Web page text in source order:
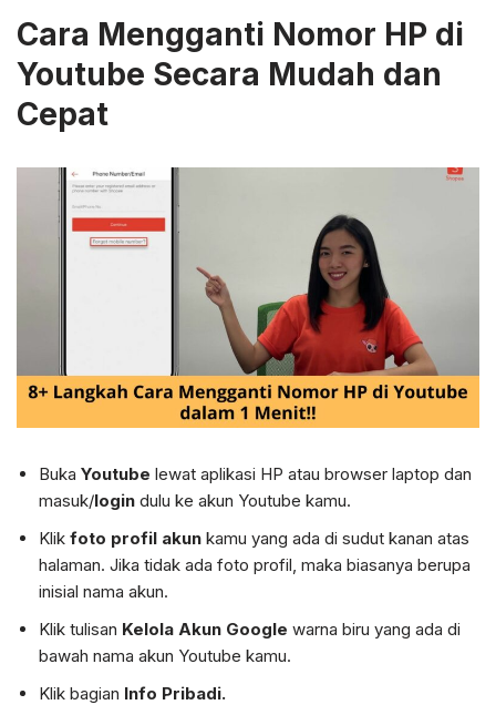
Cara Mengganti Nomor HP di
Youtube Secara Mudah dan
Cepat
Buka Youtube lewat aplikasi HP atau browser laptop dan
masuk/login dulu ke akun Youtube kamu.
Klik foto profil akun kamu yang ada di sudut kanan atas
halaman. Jika tidak ada foto profil, maka biasanya berupa
inisial nama akun.
Klik tulisan Kelola Akun Google warna biru yang ada di
bawah nama akun Youtube kamu.
Klik bagian Info Pribadi.